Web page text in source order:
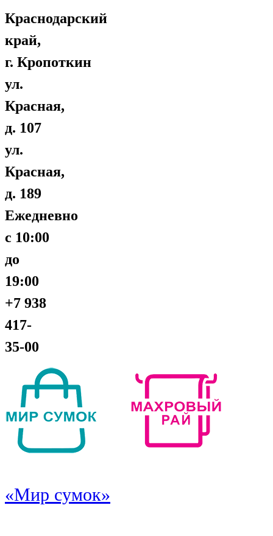
Краснодарский
край,
г. Кропоткин
ул.
Красная,
д. 107
ул.
Красная,
д. 189
Ежедневно
с 10:00
до
19:00
+7 938
417-
35-00
«Мир сумок»